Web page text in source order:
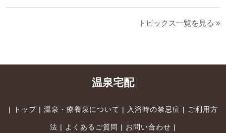
トピックス一覧を見る »
温泉宅配
| トップ| 温泉・療養泉について | 入浴時の禁忌症 | ご利用方
法 | よくあるご質問 | お問い合わせ |